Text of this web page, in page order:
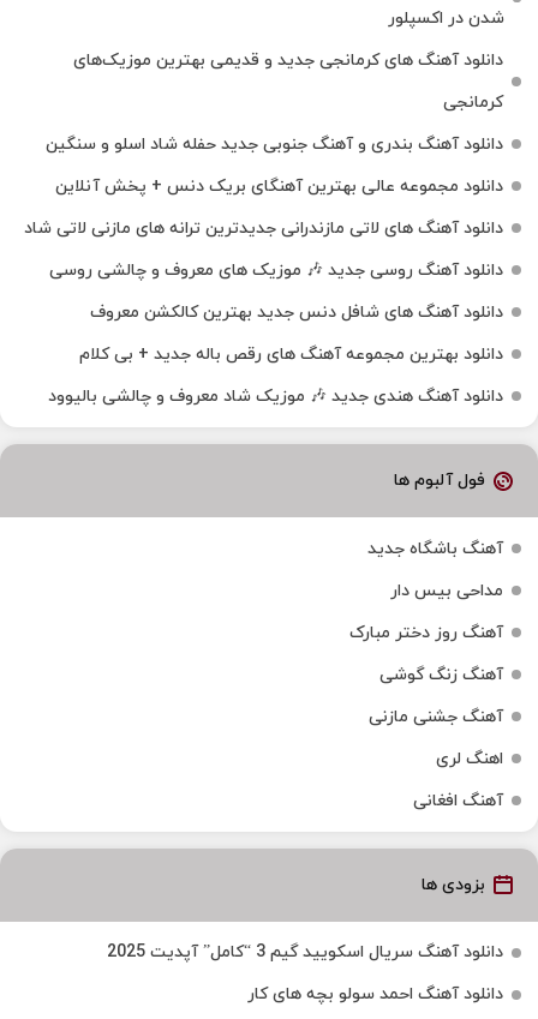
شدن در اکسپلور
دانلود آهنگ‌ های کرمانجی جدید و قدیمی بهترین موزیک‌های
کرمانجی
دانلود آهنگ بندری و آهنگ جنوبی جدید حفله شاد اسلو و سنگین
دانلود مجموعه عالی بهترین آهنگای بریک دنس + پخش آنلاین
دانلود آهنگ‌ های لاتی مازندرانی جدیدترین ترانه های مازنی لاتی شاد
دانلود آهنگ روسی جدید 🎶 موزیک‌ های معروف و چالشی روسی
دانلود آهنگ های شافل دنس جدید بهترین کالکشن معروف
دانلود بهترین مجموعه آهنگ های رقص باله جدید + بی کلام
دانلود آهنگ هندی جدید 🎶 موزیک شاد معروف و چالشی بالیوود
فول آلبوم ها
آهنگ باشگاه جدید
مداحی بیس دار
آهنگ روز دختر مبارک
آهنگ زنگ گوشی
آهنگ جشنی مازنی
اهنگ لری
آهنگ افغانی
بزودی ها
دانلود آهنگ سریال اسکویید گیم 3 “کامل” آپدیت 2025
دانلود آهنگ احمد سولو بچه های کار